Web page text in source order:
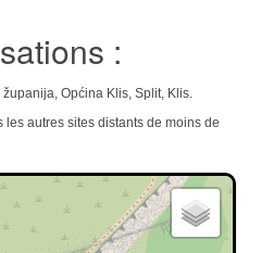
:
Općina Klis, Split, Klis.
les autres sites distants de moins de